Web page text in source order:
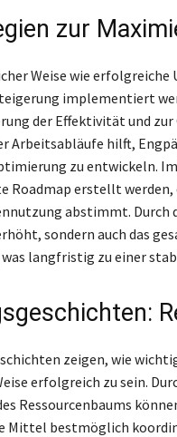
zur
Weise wie
implementiert
der Effektivität und
Arbeitsabläufe hilft,
zu entwickeln.
Roadmap erstellt werden,
abstimmt. Durch
sondern auch das
langfristig zu einer
zeigen, wie
erfolgreich zu sein.
Ressourcenbaums
Mittel bestmöglich